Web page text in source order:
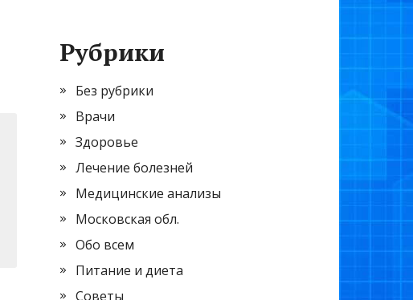
Рубрики
Без рубрики
Врачи
Здоровье
Лечение болезней
Медицинские анализы
Московская обл.
Обо всем
Питание и диета
Советы